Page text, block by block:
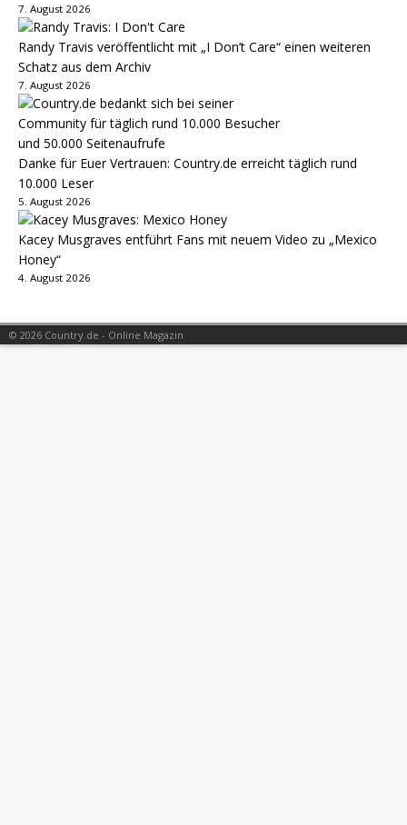
7. August 2026
Randy Travis veröffentlicht mit „I Don’t Care“ einen weiteren
Schatz aus dem Archiv
7. August 2026
Danke für Euer Vertrauen: Country.de erreicht täglich rund
10.000 Leser
5. August 2026
Kacey Musgraves entführt Fans mit neuem Video zu „Mexico
Honey“
4. August 2026
© 2026 Country.de - Online Magazin